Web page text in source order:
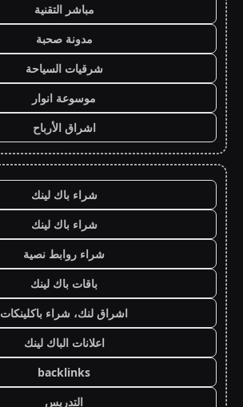
مباشر التقنية
مدونة صحبة
شرقيات السياحة
موسوعة انوار
اشراق الأرباح
شراء باك لينك
شراء باك لينك
شراء روابط نصية
باقات باك لينك
اشراق لنك، شراء باكلينكات
اعلانات الباك لينك
backlinks
التدريس